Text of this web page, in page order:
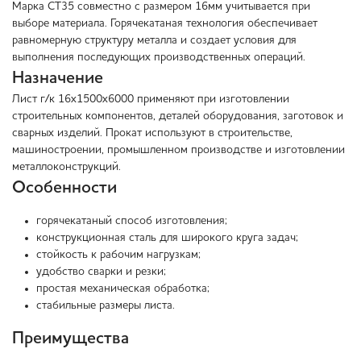
Марка СТ35 совместно с размером 16мм учитывается при
выборе материала. Горячекатаная технология обеспечивает
равномерную структуру металла и создает условия для
выполнения последующих производственных операций.
Назначение
Лист г/к 16х1500х6000 применяют при изготовлении
строительных компонентов, деталей оборудования, заготовок и
сварных изделий. Прокат используют в строительстве,
машиностроении, промышленном производстве и изготовлении
металлоконструкций.
Особенности
горячекатаный способ изготовления;
конструкционная сталь для широкого круга задач;
стойкость к рабочим нагрузкам;
удобство сварки и резки;
простая механическая обработка;
стабильные размеры листа.
Преимущества